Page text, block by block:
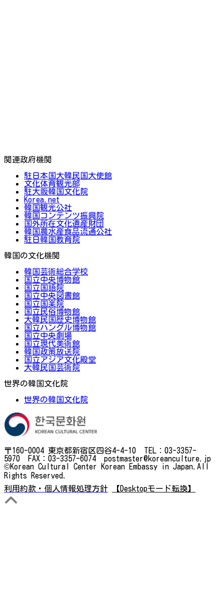
関連政府機関
駐日本国大韓民国大使館
文化体育観光部
駐大阪韓国文化院
Korea.net
韓国観光公社
韓国コンテンツ振興院
国外所在文化遺産財団
韓国農水産食品流通公社
駐日韓国教育院
韓国の文化機関
韓国芸術総合学校
国立中央博物館
国立国語院
国立中央図書館
国立国楽院
国立民俗博物館
大韓民国歴史博物館
国立ハングル博物館
国立中央劇場
国立現代美術館
韓国政策放送院
国立アジア文化殿堂
大韓民国芸術院
世界の韓国文化院
世界の韓国文化院
〒160-0004 東京都新宿区四谷4-4-10 TEL：03-3357-
5970 FAX：03-3357-6074 postmaster@koreanculture.jp
©Korean Cultural Center Korean Embassy in Japan.All
Rights Reserved.
利用約款・個人情報処理方針
【Desktopモード転換】